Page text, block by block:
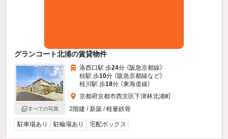
グランコート北浦の賃貸物件
すべての写真
洛西口駅 歩24分 （阪急京都線）
桂駅 歩10分 （阪急京都線など）
桂川駅 歩18分 （東海道線）
京都府京都市西京区下津林北浦町
2階建 / 新築 / 軽量鉄骨
駐車場あり 駐輪場あり 宅配ボックス